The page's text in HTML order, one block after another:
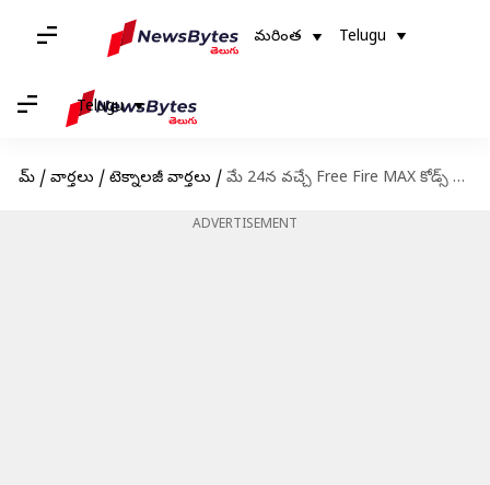
మరింత Telugu
Telugu
హోమ్ / వార్తలు / టెక్నాలజీ వార్తలు / మే 24న వచ్చే Free Fire MAX కోడ్స్ రీడీమ్ విధానం
ADVERTISEMENT